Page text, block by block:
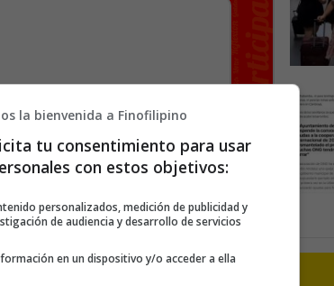
la bienvenida a Finofilipino
tu consentimiento para usar
con estos objetivos:
personalizados, medición de publicidad y
de audiencia y desarrollo de servicios
en un dispositivo y/o acceder a ella